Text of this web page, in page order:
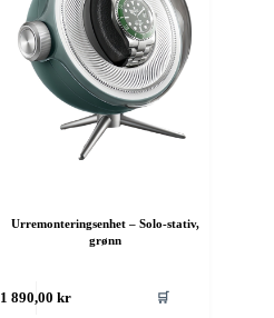
Urremonteringsenhet – Solo-stativ,
grønn
1 890,00kr 🛒